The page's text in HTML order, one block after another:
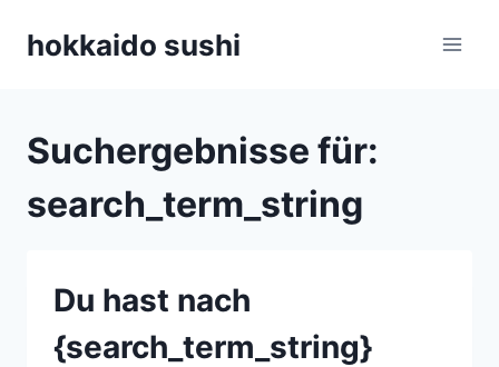
Inhalthokkaido sushi
Suchergebnisse für:
search_term_string
Du hast nach
{search_term_string}